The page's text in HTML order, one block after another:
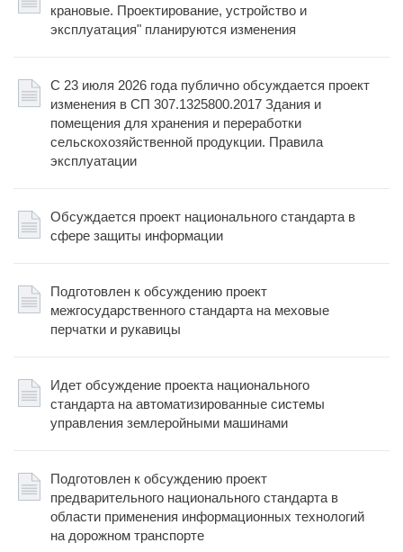
крановые. Проектирование, устройство и
эксплуатация" планируются изменения
С 23 июля 2026 года публично обсуждается проект
изменения в СП 307.1325800.2017 Здания и
помещения для хранения и переработки
сельскохозяйственной продукции. Правила
эксплуатации
Обсуждается проект национального стандарта в
сфере защиты информации
Подготовлен к обсуждению проект
межгосударственного стандарта на меховые
перчатки и рукавицы
Идет обсуждение проекта национального
стандарта на автоматизированные системы
управления землеройными машинами
Подготовлен к обсуждению проект
предварительного национального стандарта в
области применения информационных технологий
на дорожном транспорте